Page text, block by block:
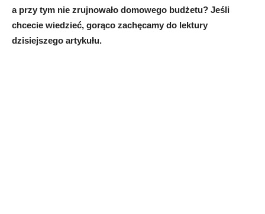
a przy tym nie zrujnowało domowego budżetu? Jeśli
chcecie wiedzieć, gorąco zachęcamy do lektury
dzisiejszego artykułu.